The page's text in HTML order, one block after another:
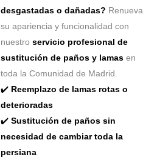
desgastadas o dañadas? Renueva
su apariencia y funcionalidad con
nuestro servicio profesional de
sustitución de paños y lamasen
toda la Comunidad de Madrid.
✔️ Reemplazo de lamas rotas o
deterioradas
✔️ Sustitución de paños sin
necesidad de cambiar toda la
persiana